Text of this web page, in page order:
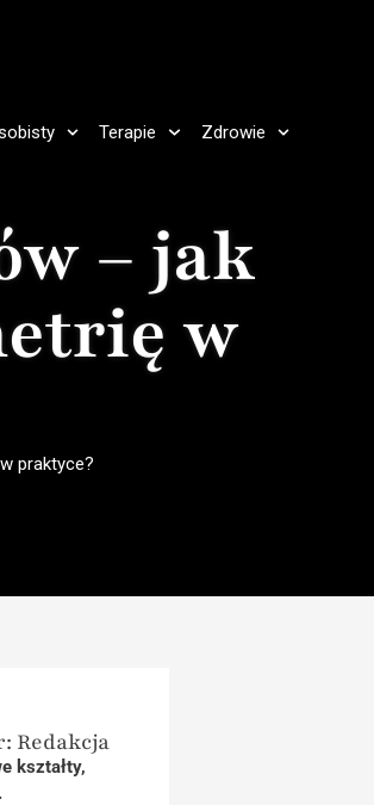
Terapie Zdrowie
– jak
w
praktyce?
Redakcja
kształty,